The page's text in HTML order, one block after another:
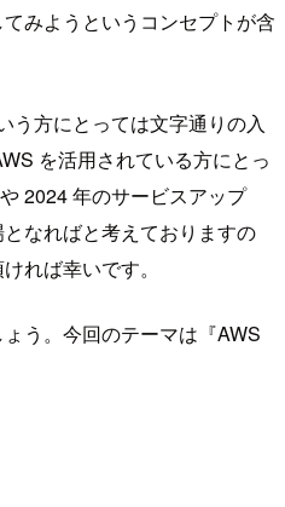
みようというコンセプトが含
う方にとっては文字通りの入
を活用されている方にとっ
2024 年のサービスアップ
なればと考えておりますの
れば幸いです。
う。今回のテーマは『AWS